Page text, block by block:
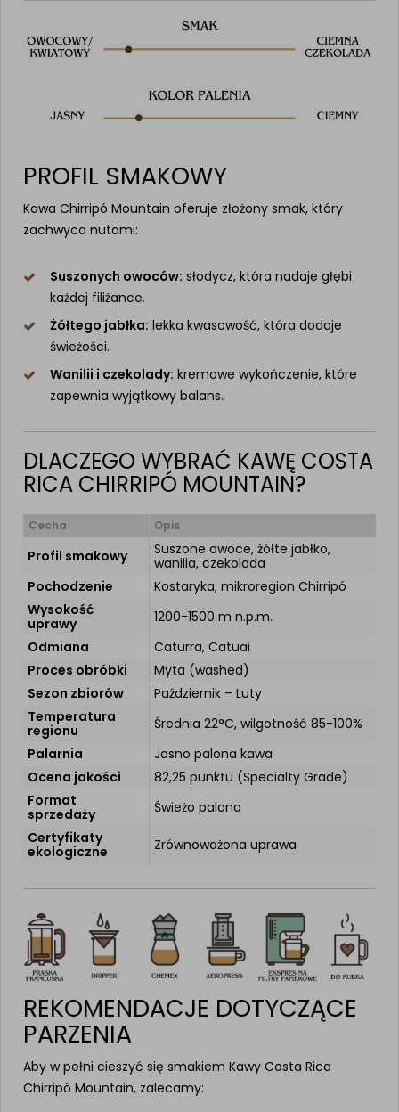
PROFIL SMAKOWY
Kawa Chirripó Mountain oferuje złożony smak, który
zachwyca nutami:
Suszonych owoców: słodycz, która nadaje głębi
każdej filiżance.
Żółtego jabłka: lekka kwasowość, która dodaje
świeżości.
Wanilii i czekolady: kremowe wykończenie, które
zapewnia wyjątkowy balans.
DLACZEGO WYBRAĆ KAWĘ COSTA
RICA CHIRRIPÓ MOUNTAIN?
Cecha Opis
Profil smakowy
Suszone owoce, żółte jabłko,
wanilia, czekolada
Pochodzenie
Kostaryka, mikroregion Chirripó
Wysokość
uprawy
1200-1500 m n.p.m.
Odmiana
Caturra, Catuai
Proces obróbki
Myta (washed)
Sezon zbiorów
Październik – Luty
Temperatura
regionu
Średnia 22°C, wilgotność 85-100%
Palarnia
Jasno palona kawa
Ocena jakości
82,25 punktu (Specialty Grade)
Format
sprzedaży
Świeżo palona
Certyfikaty
ekologiczne
Zrównoważona uprawa
REKOMENDACJE DOTYCZĄCE
PARZENIA
Aby w pełni cieszyć się smakiem Kawy Costa Rica
Chirripó Mountain, zalecamy: